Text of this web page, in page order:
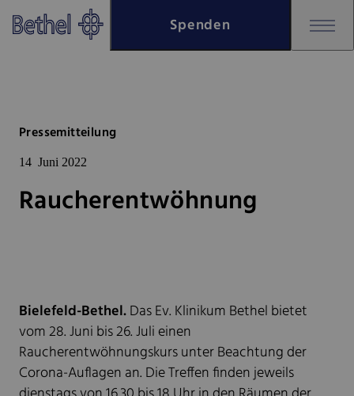
Zum Hauptinhalt springen
Zur Fußzeile springen
Spenden
Pressemitteilung
14 Juni 2022
Raucherentwöhnung
Bielefeld-Bethel.Das Ev. Klinikum Bethel bietet
vom 28. Juni bis 26. Juli einen
Raucherentwöhnungskurs unter Beachtung der
Corona-Auflagen an. Die Treffen finden jeweils